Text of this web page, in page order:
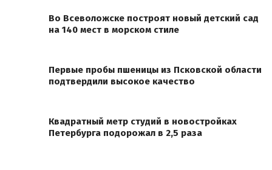
Во Всеволожске построят новый детский сад
на 140 мест в морском стиле
Первые пробы пшеницы из Псковской области
подтвердили высокое качество
Квадратный метр студий в новостройках
Петербурга подорожал в 2,5 раза